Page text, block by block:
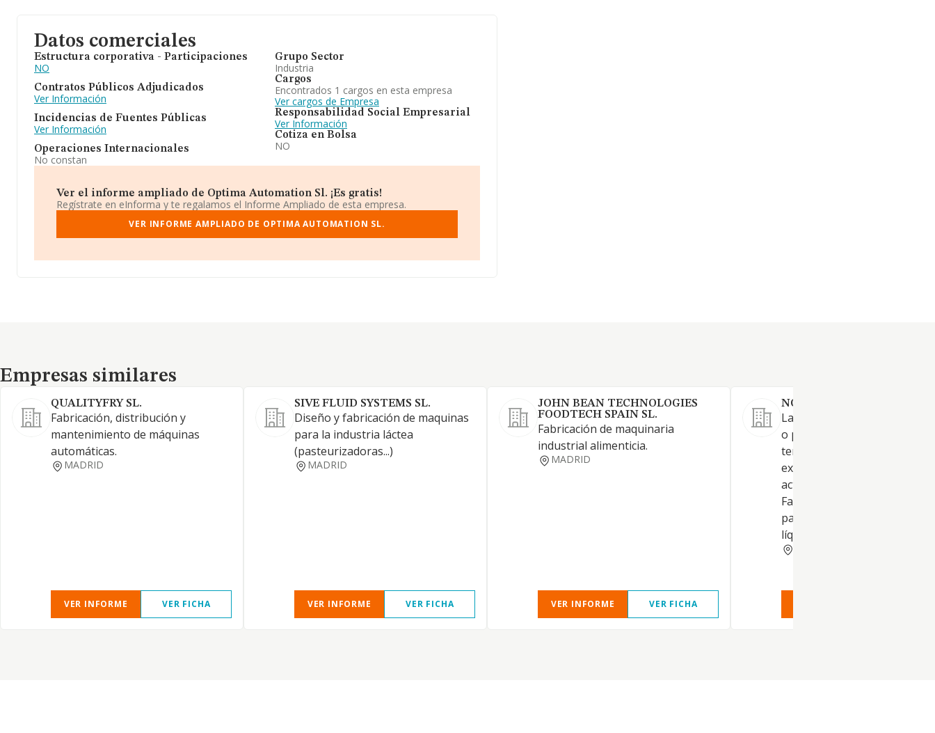
Datos comerciales
Estructura corporativa - Participaciones
NO
Contratos Públicos Adjudicados
Ver Información
Incidencias de Fuentes Públicas
Ver Información
Operaciones Internacionales
No constan
Grupo Sector
Industria
Cargos
Encontrados 1 cargos en esta empresa
Ver cargos de Empresa
Responsabilidad Social Empresarial
Ver Información
Cotiza en Bolsa
NO
Ver el informe ampliado de Optima Automation Sl. ¡Es gratis!
Regístrate en eInforma y te regalamos el Informe Ampliado de esta empresa.
VER INFORME AMPLIADO DE OPTIMA AUTOMATION SL.
Empresas similares
Empresas similares
QUALITYFRY SL.
Fabricación, distribución y
mantenimiento de máquinas
automáticas.
MADRID
VER INFORME VER FICHA
SIVE FLUID SYSTEMS SL.
Diseño y fabricación de maquinas
para la industria láctea
(pasteurizadoras...)
MADRID
VER INFORME VER FICHA
JOHN BEAN TECHNOLOGIES
FOODTECH SPAIN SL.
Fabricación de maquinaria
industrial alimenticia.
MADRID
VER INFORME VER FICHA
NOVUSFILL IBERICA SL.
La realización por cuenta
o por cuenta ajena, tanto en
territorio nacional como en el
extranjero, de las siguientes
actividades: Actividad
Fabricación de equipos de
para líneas de producción de
líquidos y similares, etc